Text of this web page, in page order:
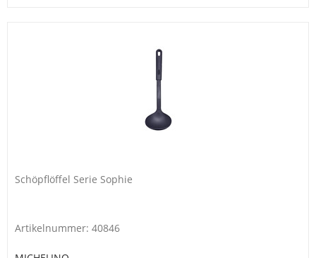
Schöpflöffel Serie Sophie
Artikelnummer: 40846